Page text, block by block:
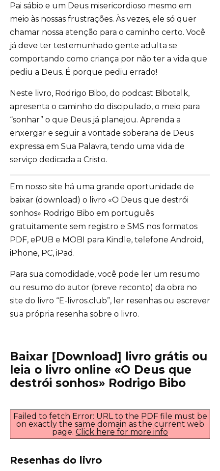
Pai sábio e um Deus misericordioso mesmo em
meio às nossas frustrações. Às vezes, ele só quer
chamar nossa atenção para o caminho certo. Você
já deve ter testemunhado gente adulta se
comportando como criança por não ter a vida que
pediu a Deus. É porque pediu errado!
Neste livro, Rodrigo Bibo, do podcast Bibotalk,
apresenta o caminho do discipulado, o meio para
“sonhar” o que Deus já planejou. Aprenda a
enxergar e seguir a vontade soberana de Deus
expressa em Sua Palavra, tendo uma vida de
serviço dedicada a Cristo.
Em nosso site há uma grande oportunidade de
baixar (download) o livro «O Deus que destrói
sonhos» Rodrigo Bibo em português
gratuitamente sem registro e SMS nos formatos
PDF, ePUB e MOBI para Kindle, telefone Android,
iPhone, PC, iPad.
Para sua comodidade, você pode ler um resumo
ou resumo do autor (breve reconto) da obra no
site do livro “E-livros.club”, ler resenhas ou escrever
sua própria resenha sobre o livro.
Baixar [Download] livro grátis ou
leia o livro online «O Deus que
destrói sonhos» Rodrigo Bibo
Failed to fetch Error: URL to the PDF file must be
on exactly the same domain as the current web
page. Click here for more info
Resenhas do livro